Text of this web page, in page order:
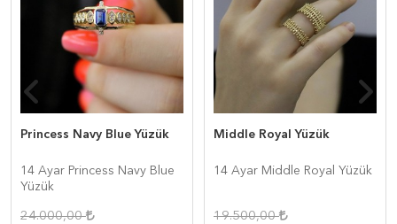
Princess Navy Blue Yüzük
14 Ayar Princess Navy Blue
Yüzük
24.000,00
Middle Royal Yüzük
14 Ayar Middle Royal Yüzük
19.500,00